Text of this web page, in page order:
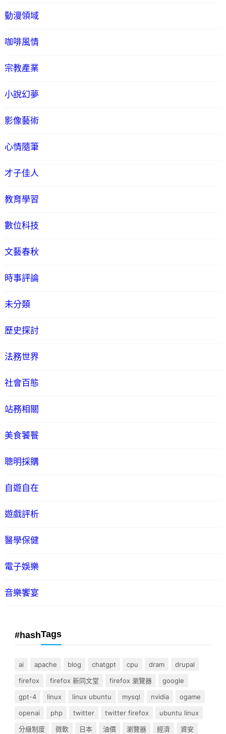
動漫領域
咖啡風情
宗教產業
小說幻夢
影像藝術
心情隨筆
才子佳人
教育學習
數位科技
文藝春秋
時事評論
未分類
歷史探討
法務世界
社會百態
站務相關
美食饕餮
聰明採購
自遊自在
遊戲評析
醫學保健
電子娛樂
音樂饗宴
#hashTags
ai apache blog chatgpt cpu dram
drupal
firefox
firefox 新同文堂 firefox 瀏覽器
google
gpt-4
linux linux ubuntu mysql nvidia
ogame
openai
php twitter twitter firefox
ubuntu linux
分級制度
微軟 日本 油價 瀏覽器 經濟
資安